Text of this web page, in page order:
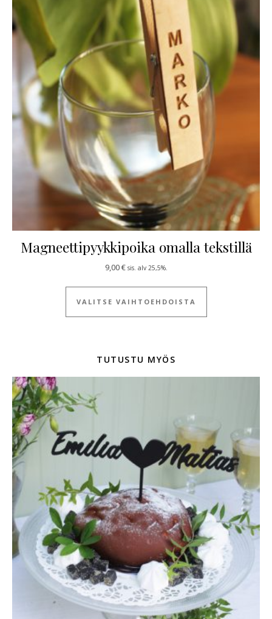
Magneettipyykkipoika omalla tekstillä
9,00€ sis. alv 25,5%.
VALITSE VAIHTOEHDOISTA
Tällä tuotteella
TUTUSTU MYÖS